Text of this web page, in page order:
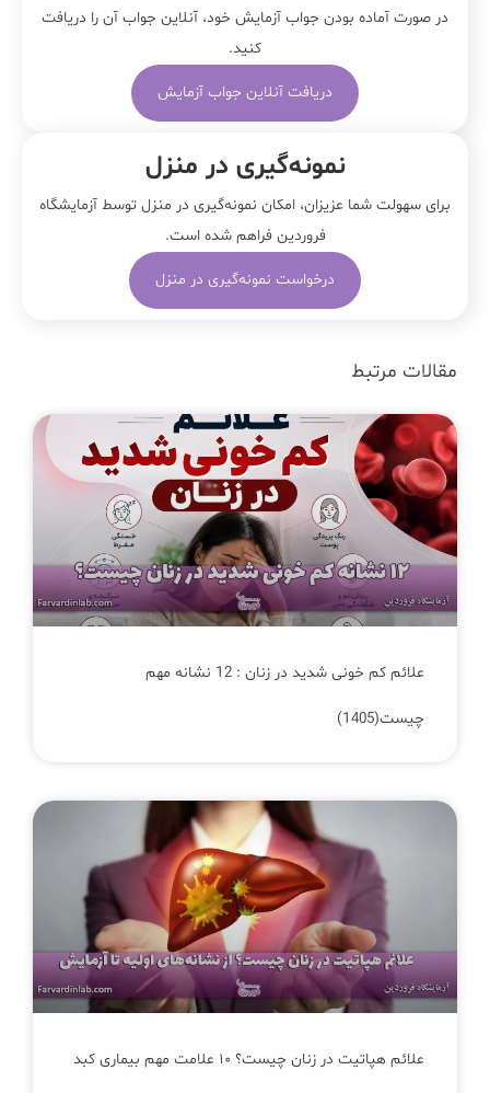
در صورت آماده بودن جواب آزمایش خود، آنلاین جواب‌ آن را دریافت
کنید.
دریافت آنلاین جواب آزمایش
نمونه‌‌گیری در منزل
برای سهولت شما عزیزان، امکان نمونه‌گیری در منزل توسط آزمایشگاه
فروردین فراهم شده است.
درخواست نمونه‌گیری در منزل
مقالات مرتبط
علائم کم‌ خونی شدید در زنان : 12 نشانه مهم
چیست(1405)
علائم هپاتیت در زنان چیست؟ ۱۰ علامت مهم بیماری کبد